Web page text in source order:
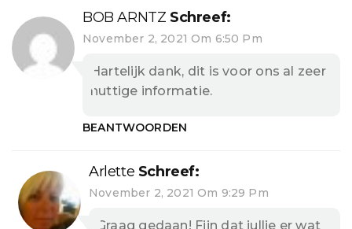
BOB ARNTZ Schreef:
November 2, 2021 Om 6:50 Pm
Hartelijk dank, dit is voor ons al zeer
nuttige informatie.
BEANTWOORDEN
Arlette Schreef:
November 2, 2021 Om 9:29 Pm
Graag gedaan! Fijn dat jullie er wat